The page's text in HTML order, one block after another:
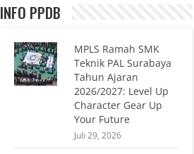
INFO PPDB
MPLS Ramah SMK
Teknik PAL Surabaya
Tahun Ajaran
2026/2027: Level Up
Character Gear Up
Your Future
Juli 29, 2026